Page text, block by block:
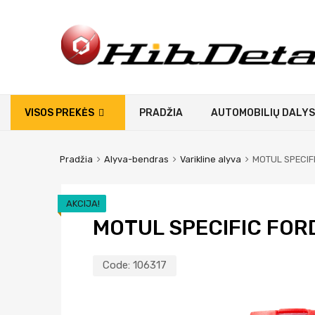
VISOS PREKĖS PRADŽIA AUTOMOBILIŲ DALYS
Pradžia Alyva-bendras Varikline alyva MOTUL
MOTUL SPECIFIC
Code: 106317
AKCIJA!